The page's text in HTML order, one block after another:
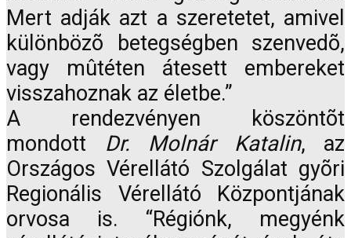
Mert adják azt a szeretetet, amivel
különbözõ betegségben szenvedõ,
vagy mûtéten átesett embereket
visszahoznak az életbe.”
A rendezvényen köszöntõt
mondott Dr. Molnár Katalin, az
Országos Vérellátó Szolgálat gyõri
Regionális Vérellátó Központjának
orvosa is. “Régiónk, megyénk